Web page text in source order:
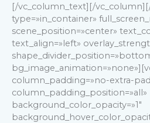
[/vc_column_text][/
type=»in_container»
scene_position=»center»
text_align=»left»
column_padding=»no-extra-
column_padding_position=»all»
background_color_opacity=»1″